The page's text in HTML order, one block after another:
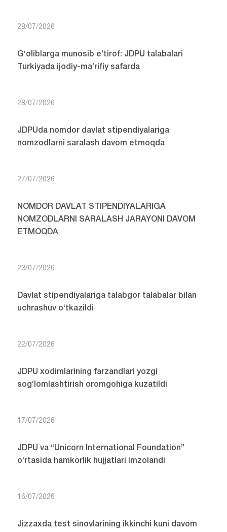
28/07/2026
G‘oliblarga munosib e’tirof: JDPU talabalari
Turkiyada ijodiy-ma’rifiy safarda
28/07/2026
JDPUda nomdor davlat stipendiyalariga
nomzodlarni saralash davom etmoqda
27/07/2026
NOMDOR DAVLAT STIPENDIYALARIGA
NOMZODLARNI SARALASH JARAYONI DAVOM
ETMOQDA
23/07/2026
Davlat stipendiyalariga talabgor talabalar bilan
uchrashuv o‘tkazildi
22/07/2026
JDPU xodimlarining farzandlari yozgi
sog‘lomlashtirish oromgohiga kuzatildi
17/07/2026
JDPU va “Unicorn International Foundation”
o‘rtasida hamkorlik hujjatlari imzolandi
16/07/2026
Jizzaxda test sinovlarining ikkinchi kuni davom